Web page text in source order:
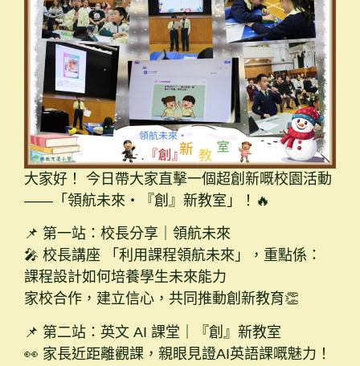
大家好！ 今日帶大家直擊一個超創新嘅校園活動
——「領航未來・『創』新教室」！🔥
📌 第一站：校長分享｜領航未來
🎤 校長講座 「利用課程領航未來」，重點係：
課程設計如何培養學生未來能力
家校合作，建立信心，共同推動創新教育👏
📌 第二站：英文 AI 課堂｜『創』新教室
👀 家長近距離觀課，親眼見證AI英語課嘅魅力！